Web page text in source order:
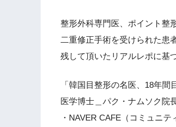
整形外科専門医、ポイント整
二重修正手術を受けられた患
残して頂いたリアルレポに基
「韓国目整形の名医、18年間
医学博士＿パク・ナムソク院長
・NAVER CAFE（コミュニテ